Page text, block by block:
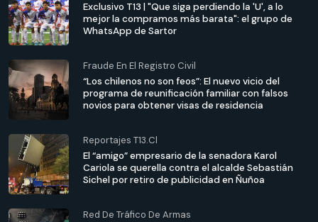
Exclusivo T13 | "Que siga perdiendo la 'U', a lo
mejor la compramos más barata": el grupo de
WhatsApp de Sartor
Fraude En El Registro Civil
“Los chilenos no son feos”: El nuevo vicio del
programa de reunificación familiar con falsos
novios para obtener visas de residencia
Reportajes T13.cl
El “amigo” empresario de la senadora Karol
Cariola se querella contra el alcalde Sebastián
Sichel por retiro de publicidad en Ñuñoa
Red De Tráfico De Armas